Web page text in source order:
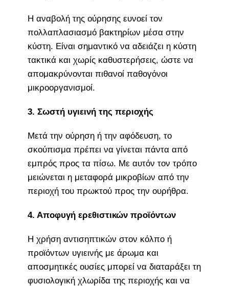
Η αναβολή της ούρησης ευνοεί τον
πολλαπλασιασμό βακτηρίων μέσα στην
κύστη. Είναι σημαντικό να αδειάζει η κύστη
τακτικά και χωρίς καθυστερήσεις, ώστε να
απομακρύνονται πιθανοί παθογόνοι
μικροοργανισμοί.
3. Σωστή υγιεινή της περιοχής
Μετά την ούρηση ή την αφόδευση, το
σκούπισμα πρέπει να γίνεται πάντα από
εμπρός προς τα πίσω. Με αυτόν τον τρόπο
μειώνεται η μεταφορά μικροβίων από την
περιοχή του πρωκτού προς την ουρήθρα.
4. Αποφυγή ερεθιστικών προϊόντων
Η χρήση αντισηπτικών στον κόλπο ή
προϊόντων υγιεινής με άρωμα και
αποσμητικές ουσίες μπορεί να διαταράξει τη
φυσιολογική χλωρίδα της περιοχής και να